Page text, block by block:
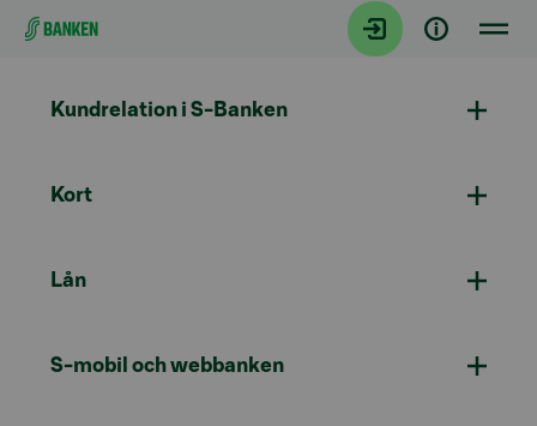
Gå direkt till innehållet
Kundrelation i S-Banken
Kort
Lån
S-mobil och webbanken